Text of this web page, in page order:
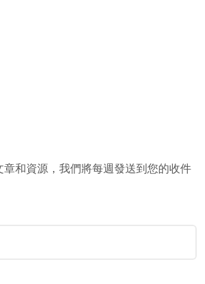
和資源，我們將每週發送到您的收件